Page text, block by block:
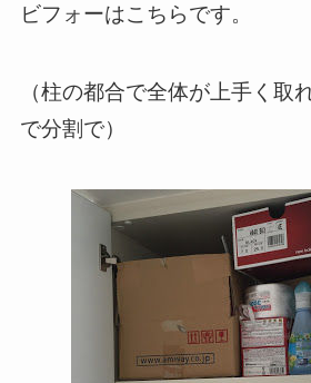
ビフォーはこちらです。
（柱の都合で全体が上手く取
で分割で）